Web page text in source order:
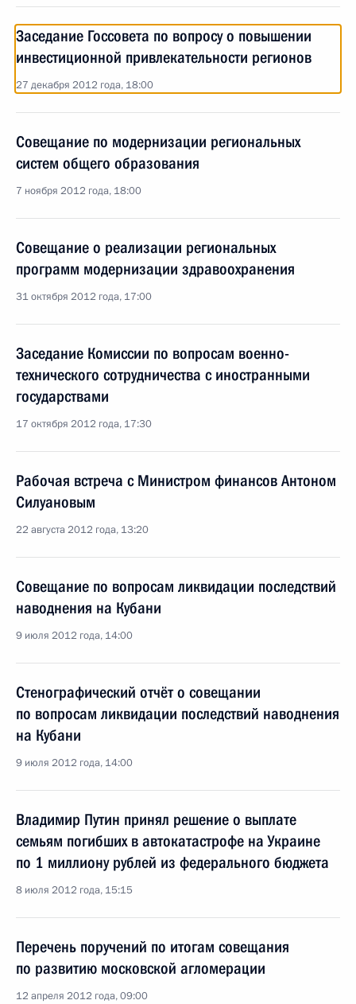
Заседание Госсовета по вопросу о повышении
инвестиционной привлекательности регионов
27 декабря 2012 года, 18:00
Совещание по модернизации региональных
систем общего образования
7 ноября 2012 года, 18:00
Совещание о реализации региональных
программ модернизации здравоохранения
31 октября 2012 года, 17:00
Заседание Комиссии по вопросам военно-
технического сотрудничества с иностранными
государствами
17 октября 2012 года, 17:30
Рабочая встреча с Министром финансов Антоном
Силуановым
22 августа 2012 года, 13:20
Совещание по вопросам ликвидации последствий
наводнения на Кубани
9 июля 2012 года, 14:00
Стенографический отчёт о совещании
по вопросам ликвидации последствий наводнения
на Кубани
9 июля 2012 года, 14:00
Владимир Путин принял решение о выплате
семьям погибших в автокатастрофе на Украине
по 1 миллиону рублей из федерального бюджета
8 июля 2012 года, 15:15
Перечень поручений по итогам совещания
по развитию московской агломерации
12 апреля 2012 года, 09:00